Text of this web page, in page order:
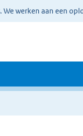
werken aan een